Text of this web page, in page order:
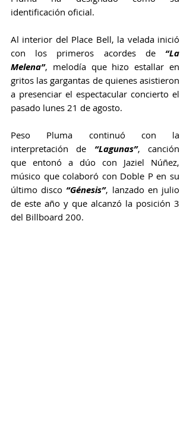
identificación oficial.
Al interior del Place Bell, la velada inició
con los primeros acordes de “La
Melena”, melodía que hizo estallar en
gritos las gargantas de quienes asistieron
a presenciar el espectacular concierto el
pasado lunes 21 de agosto.
Peso Pluma continuó con la
interpretación de “Lagunas”, canción
que entonó a dúo con Jaziel Núñez,
músico que colaboró con Doble P en su
último disco “Génesis”, lanzado en julio
de este año y que alcanzó la posición 3
del Billboard 200.